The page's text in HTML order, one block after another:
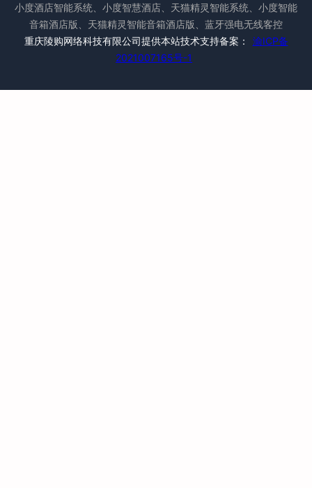
小度酒店智能系统、小度智慧酒店、天猫精灵智能系统、小度智能
音箱酒店版、天猫精灵智能音箱酒店版、蓝牙强电无线客控
重庆陵购网络科技有限公司提供本站技术支持备案：
渝ICP备
2021007165号-1